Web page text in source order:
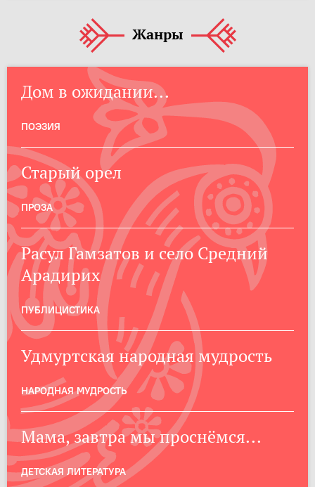
Жанры
Дом в ожидании...
ПОЭЗИЯ
Старый орел
ПРОЗА
Расул Гамзатов и село Средний
Арадирих
ПУБЛИЦИСТИКА
Удмуртская народная мудрость
НАРОДНАЯ МУДРОСТЬ
Мама, завтра мы проснёмся...
ДЕТСКАЯ ЛИТЕРАТУРА